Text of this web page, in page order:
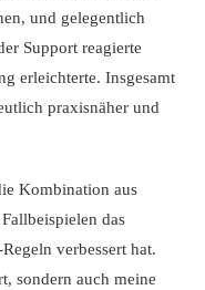
und gelegentlich
Support reagierte
erleichterte. Insgesamt
praxisnäher und
Kombination aus
das
verbessert hat.
sondern auch meine